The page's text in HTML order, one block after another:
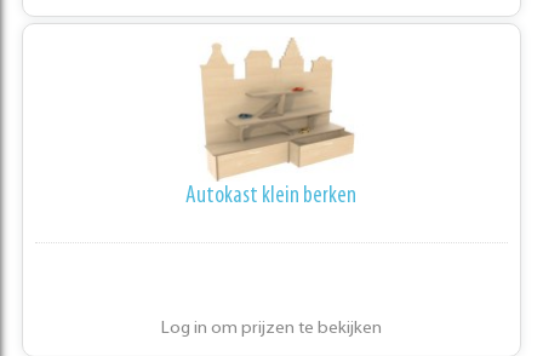
Autokast klein berken
Log in om prijzen te bekijken